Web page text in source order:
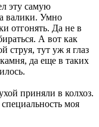
эту самую
валики. Умно
отгонять. Да не в
А вот как
струя, тут уж я глаз
да еще в таких
приняли в колхоз.
моя